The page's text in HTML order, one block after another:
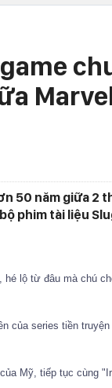
50 năm giữa 2
phim tài liệu
lộ từ đâu mà chú
của series tiền
Mỹ, tiếp tục cùng